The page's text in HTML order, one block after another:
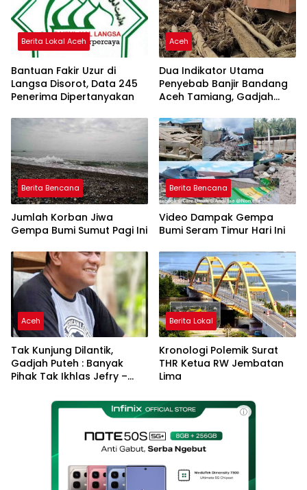
Berita Lokal Aceh
Bantuan Fakir Uzur di
Langsa Disorot, Data 245
Penerima Dipertanyakan
Aceh
Dua Indikator Utama
Penyebab Banjir Bandang
Aceh Tamiang, Gadjah
DAS
Berita Bencana
Jumlah Korban Jiwa
Gempa Bumi Sumut Pagi Ini
Berita Bencana
Video Dampak Gempa
Bumi Seram Timur Hari Ini
Aceh
Tak Kunjung Dilantik,
Gadjah Puteh : Banyak
Pihak Tak Ikhlas Jefry –
Berita Lokal
Kronologi Polemik Surat
THR Ketua RW Jembatan
Lima
ⓘ